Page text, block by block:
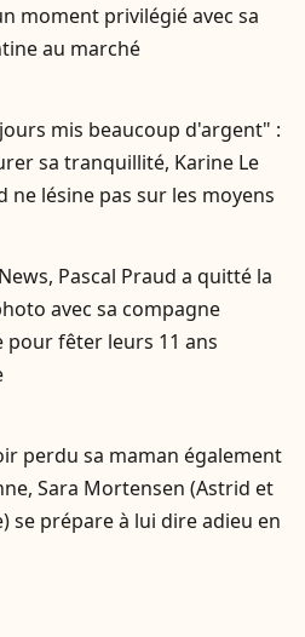
moment privilégié avec sa
au marché
mis beaucoup d'argent" :
sa tranquillité, Karine Le
ne lésine pas sur les moyens
Pascal Praud a quitté la
avec sa compagne
pour fêter leurs 11 ans
perdu sa maman également
Sara Mortensen (Astrid et
se prépare à lui dire adieu en